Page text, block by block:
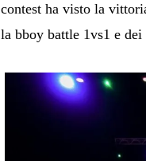
contest ha visto la
la bboy battle 1vs1 e dei